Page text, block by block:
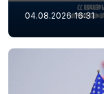
04.08.2026 16:31